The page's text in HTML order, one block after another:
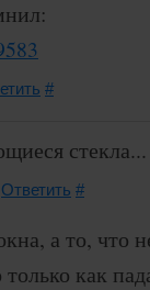
#
стекла...
Ответить #
а то, что
как